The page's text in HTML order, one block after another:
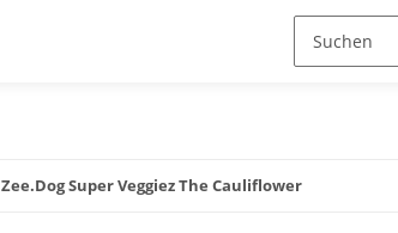
Zee.Dog Super Veggiez The Cauliflower